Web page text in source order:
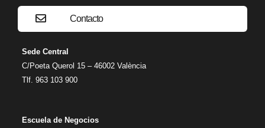
Contacto
Sede Central
C/Poeta Querol 15 – 46002 València
Tlf. 963 103 900
Escuela de Negocios